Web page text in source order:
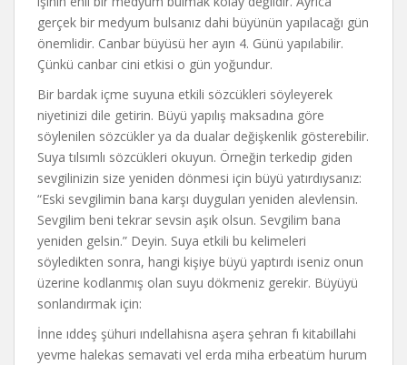
gerçek bir medyum bulsanız dahi büyünün yapılacağı gün
önemlidir. Canbar büyüsü her ayın 4. Günü yapılabilir.
Çünkü canbar cini etkisi o gün yoğundur.
Bir bardak içme suyuna etkili sözcükleri söyleyerek
niyetinizi dile getirin. Büyü yapılış maksadına göre
söylenilen sözcükler ya da dualar değişkenlik gösterebilir.
Suya tılsımlı sözcükleri okuyun. Örneğin terkedip giden
sevgilinizin size yeniden dönmesi için büyü yatırdıysanız:
“Eski sevgilimin bana karşı duyguları yeniden alevlensin.
Sevgilim beni tekrar sevsin aşık olsun. Sevgilim bana
yeniden gelsin.” Deyin. Suya etkili bu kelimeleri
söyledikten sonra, hangi kişiye büyü yaptırdı iseniz onun
üzerine kodlanmış olan suyu dökmeniz gerekir. Büyüyü
sonlandırmak için:
İnne ıddeş şühuri ındellahisna aşera şehran fı kitabillahi
yevme halekas semavati vel erda miha erbeatüm hurum